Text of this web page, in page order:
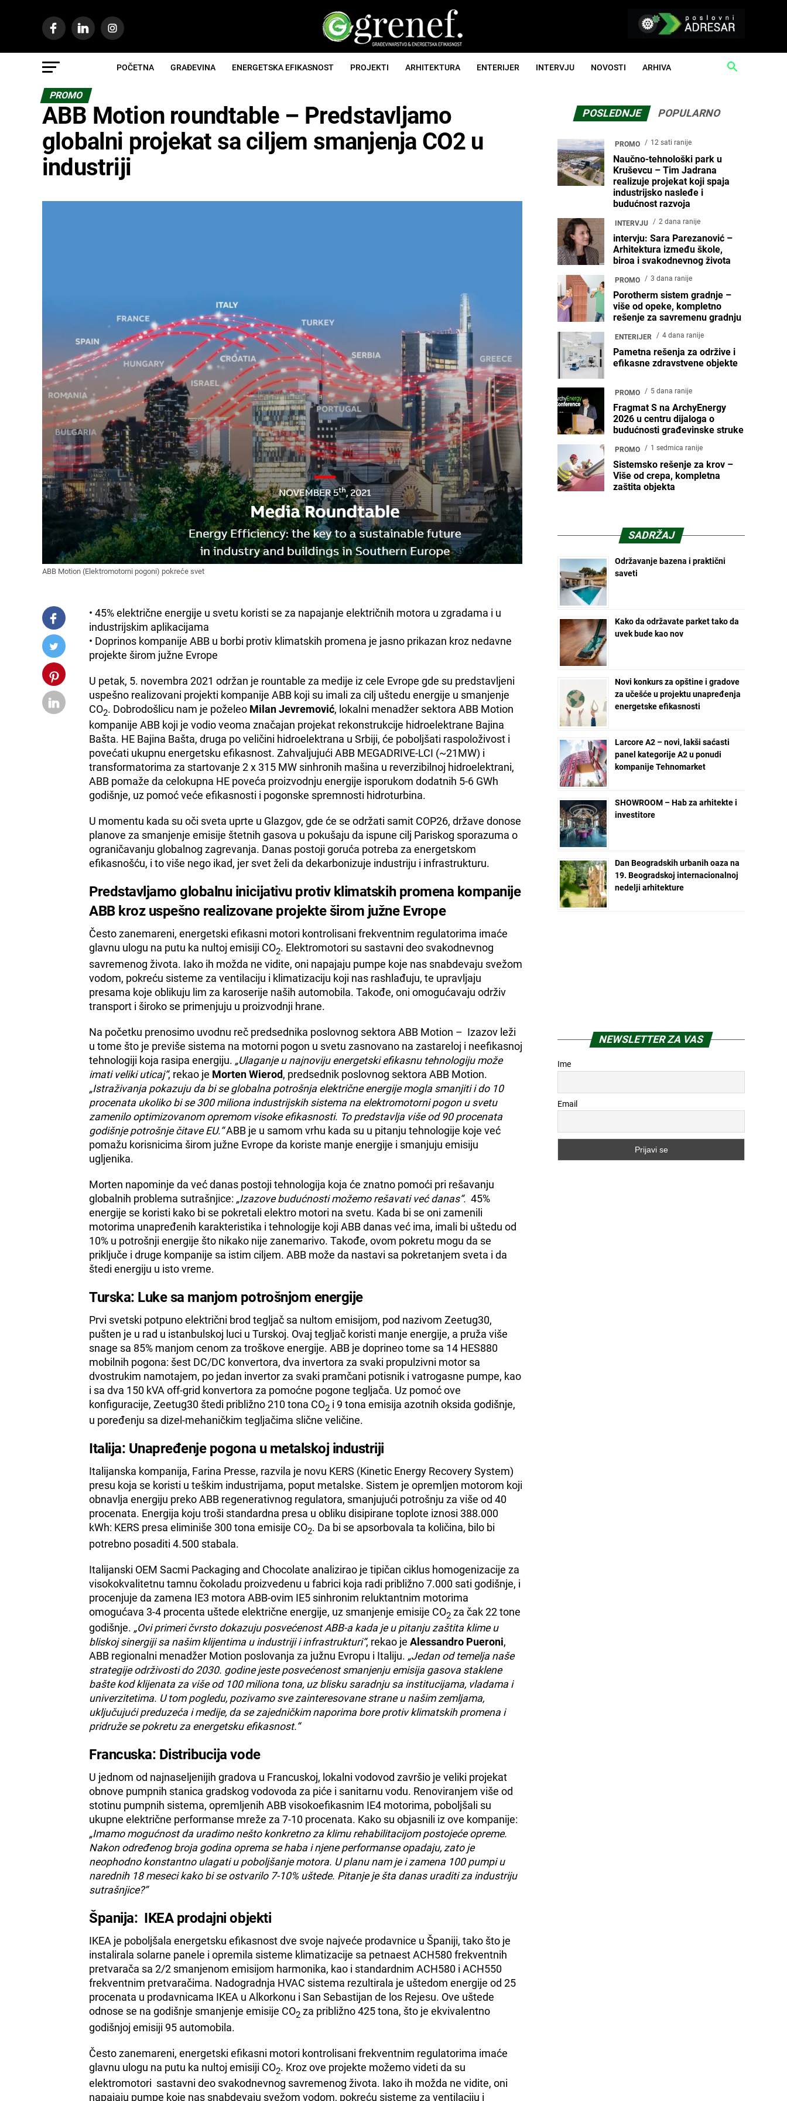
POČETNA GRAĐEVINA ENERGETSKA EFIKASNOST PROJEKTI ARHITEKTURA ENTERIJER INTERVJU NOVOSTI ARHIVA
PROMO
ABB Motion roundtable – Predstavljamo
globalni projekat sa ciljem smanjenja CO2 u
industriji
ABB Motion (Elektromotorni pogoni) pokreće svet
• 45% električne energije u svetu koristi se za napajanje električnih motora u zgradama i u
industrijskim aplikacijama
• Doprinos kompanije ABB u borbi protiv klimatskih promena je jasno prikazan kroz nedavne
projekte širom južne Evrope
U petak, 5. novembra 2021 održan je rountable za medije iz cele Evrope gde su predstavljeni
uspešno realizovani projekti kompanije ABB koji su imali za cilj uštedu energije u smanjenje
CO2. Dobrodošlicu nam je poželeo Milan Jevremović, lokalni menadžer sektora ABB Motion
kompanije ABB koji je vodio veoma značajan projekat rekonstrukcije hidroelektrane Bajina
Bašta. HE Bajina Bašta, druga po veličini hidroelektrana u Srbiji, će poboljšati raspoloživost i
povećati ukupnu energetsku efikasnost. Zahvaljujući ABB MEGADRIVE-LCI (~21MW) i
transformatorima za startovanje 2 x 315 MW sinhronih mašina u reverzibilnoj hidroelektrani,
ABB pomaže da celokupna HE poveća proizvodnju energije isporukom dodatnih 5-6 GWh
godišnje, uz pomoć veće efikasnosti i pogonske spremnosti hidroturbina.
U momentu kada su oči sveta uprte u Glazgov, gde će se održati samit COP26, države donose
planove za smanjenje emisije štetnih gasova u pokušaju da ispune cilj Pariskog sporazuma o
ograničavanju globalnog zagrevanja. Danas postoji goruća potreba za energetskom
efikasnošću, i to više nego ikad, jer svet želi da dekarbonizuje industriju i infrastrukturu.
Predstavljamo globalnu inicijativu protiv klimatskih promena kompanije
ABB kroz uspešno realizovane projekte širom južne Evrope
Često zanemareni, energetski efikasni motori kontrolisani frekventnim regulatorima imaće
glavnu ulogu na putu ka nultoj emisiji CO2. Elektromotori su sastavni deo svakodnevnog
savremenog života. Iako ih možda ne vidite, oni napajaju pumpe koje nas snabdevaju svežom
vodom, pokreću sisteme za ventilaciju i klimatizaciju koji nas rashlađuju, te upravljaju
presama koje oblikuju lim za karoserije naših automobila. Takođe, oni omogućavaju održiv
transport i široko se primenjuju u proizvodnji hrane.
Na početku prenosimo uvodnu reč predsednika poslovnog sektora ABB Motion – Izazov leži
u tome što je previše sistema na motorni pogon u svetu zasnovano na zastareloj i neefikasnoj
tehnologiji koja rasipa energiju. „Ulaganje u najnoviju energetski efikasnu tehnologiju može
imati veliki uticaj“, rekao je Morten Wierod , predsednik poslovnog sektora ABB Motion.
„Istraživanja pokazuju da bi se globalna potrošnja električne energije mogla smanjiti i do 10
procenata ukoliko bi se 300 miliona industrijskih sistema na elektromotorni pogon u svetu
zamenilo optimizovanom opremom visoke efikasnosti. To predstavlja više od 90 procenata
godišnje potrošnje čitave EU.“ABB je u samom vrhu kada su u pitanju tehnologije koje već
pomažu korisnicima širom južne Evrope da koriste manje energije i smanjuju emisiju
ugljenika.
Morten napominje da već danas postoji tehnologija koja će znatno pomoći pri rešavanju
globalnih problema sutrašnjice: „Izazove budućnosti možemo rešavati već danas“. 45%
energije se koristi kako bi se pokretali elektro motori na svetu. Kada bi se oni zamenili
motorima unapređenih karakteristika i tehnologije koji ABB danas već ima, imali bi uštedu od
10% u potrošnji energije što nikako nije zanemarivo. Takođe, ovom pokretu mogu da se
priključe i druge kompanije sa istim ciljem. ABB može da nastavi sa pokretanjem sveta i da
štedi energiju u isto vreme.
Turska: Luke sa manjom potrošnjom energije
Prvi svetski potpuno električni brod tegljač sa nultom emisijom, pod nazivom Zeetug30,
pušten je u rad u istanbulskoj luci u Turskoj. Ovaj tegljač koristi manje energije, a pruža više
snage sa 85% manjom cenom za troškove energije. ABB je doprineo tome sa 14 HES880
mobilnih pogona: šest DC/DC konvertora, dva invertora za svaki propulzivni motor sa
dvostrukim namotajem, po jedan invertor za svaki pramčani potisnik i vatrogasne pumpe, kao
i sa dva 150 kVA off-grid konvertora za pomoćne pogone tegljača. Uz pomoć ove
konfiguracije, Zeetug30 štedi približno 210 tona CO2 i 9 tona emisija azotnih oksida godišnje,
u poređenju sa dizel-mehaničkim tegljačima slične veličine.
Italija: Unapređenje pogona u metalskoj industriji
Italijanska kompanija, Farina Presse, razvila je novu KERS (Kinetic Energy Recovery System)
presu koja se koristi u teškim industrijama, poput metalske. Sistem je opremljen motorom koji
obnavlja energiju preko ABB regenerativnog regulatora, smanjujući potrošnju za više od 40
procenata. Energija koju troši standardna presa u obliku disipirane toplote iznosi 388.000
kWh: KERS presa eliminiše 300 tona emisije CO2. Da bi se apsorbovala ta količina, bilo bi
potrebno posaditi 4.500 stabala.
Italijanski OEM Sacmi Packaging and Chocolate analizirao je tipičan ciklus homogenizacije za
visokokvalitetnu tamnu čokoladu proizvedenu u fabrici koja radi približno 7.000 sati godišnje, i
procenjuje da zamena IE3 motora ABB-ovim IE5 sinhronim reluktantnim motorima
omogućava 3-4 procenta uštede električne energije, uz smanjenje emisije CO2 za čak 22 tone
godišnje. „Ovi primeri čvrsto dokazuju posvećenost ABB-a kada je u pitanju zaštita klime u
bliskoj sinergiji sa našim klijentima u industriji i infrastrukturi“, rekao je Alessandro Pueroni,
ABB regionalni menadžer Motion poslovanja za južnu Evropu i Italiju. „Jedan od temelja naše
strategije održivosti do 2030. godine jeste posvećenost smanjenju emisija gasova staklene
bašte kod klijenata za više od 100 miliona tona, uz blisku saradnju sa institucijama, vladama i
univerzitetima. U tom pogledu, pozivamo sve zainteresovane strane u našim zemljama,
uključujući preduzeća i medije, da se zajedničkim naporima bore protiv klimatskih promena i
pridruže se pokretu za energetsku efikasnost.“
Francuska: Distribucija vode
U jednom od najnaseljenijih gradova u Francuskoj, lokalni vodovod završio je veliki projekat
obnove pumpnih stanica gradskog vodovoda za piće i sanitarnu vodu. Renoviranjem više od
stotinu pumpnih sistema, opremljenih ABB visokoefikasnim IE4 motorima, poboljšali su
ukupne električne performanse mreže za 7-10 procenata. Kako su objasnili iz ove kompanije:
„Imamo mogućnost da uradimo nešto konkretno za klimu rehabilitacijom postojeće opreme.
Nakon određenog broja godina oprema se haba i njene performanse opadaju, zato je
neophodno konstantno ulagati u poboljšanje motora. U planu nam je i zamena 100 pumpi u
narednih 18 meseci kako bi se ostvarilo 7-10% uštede. Pitanje je šta danas uraditi za industriju
sutrašnjice?“
Španija: IKEA prodajni objekti
IKEA je poboljšala energetsku efikasnost dve svoje najveće prodavnice u Španiji, tako što je
instalirala solarne panele i opremila sisteme klimatizacije sa petnaest ACH580 frekventnih
pretvarača sa 2/2 smanjenom emisijom harmonika, kao i standardnim ACH580 i ACH550
frekventnim pretvaračima. Nadogradnja HVAC sistema rezultirala je uštedom energije od 25
procenata u prodavnicama IKEA u Alkorkonu i San Sebastijan de los Rejesu. Ove uštede
odnose se na godišnje smanjenje emisije CO2 za približno 425 tona, što je ekvivalentno
godišnjoj emisiji 95 automobila.
Često zanemareni, energetski efikasni motori kontrolisani frekventnim regulatorima imaće
glavnu ulogu na putu ka nultoj emisiji CO2. Kroz ove projekte možemo videti da su
elektromotori sastavni deo svakodnevnog savremenog života. Iako ih možda ne vidite, oni
napajaju pumpe koje nas snabdevaju svežom vodom, pokreću sisteme za ventilaciju i
POSLEDNJE POPULARNO
PROMO 12 sati ranije
Naučno-tehnološki park u
Kruševcu – Tim Jadrana
realizuje projekat koji spaja
industrijsko nasleđe i
budućnost razvoja
INTERVJU 2 dana ranije
intervju: Sara Parezanović –
Arhitektura između škole,
biroa i svakodnevnog života
PROMO 3 dana ranije
Porotherm sistem gradnje –
više od opeke, kompletno
rešenje za savremenu gradnju
ENTERIJER 4 dana ranije
Pametna rešenja za održive i
efikasne zdravstvene objekte
PROMO 5 dana ranije
Fragmat S na ArchyEnergy
2026 u centru dijaloga o
budućnosti građevinske struke
PROMO 1 sedmica ranije
Sistemsko rešenje za krov –
Više od crepa, kompletna
zaštita objekta
SADRŽAJ
Održavanje bazena i praktični
saveti
Kako da održavate parket tako da
uvek bude kao nov
Novi konkurs za opštine i gradove
za učešće u projektu unapređenja
energetske efikasnosti
Larcore A2 – novi, lakši saćasti
panel kategorije A2 u ponudi
kompanije Tehnomarket
SHOWROOM – Hab za arhitekte i
investitore
Dan Beogradskih urbanih oaza na
19. Beogradskoj internacionalnoj
nedelji arhitekture
NEWSLETTER ZA VAS
Ime
Email